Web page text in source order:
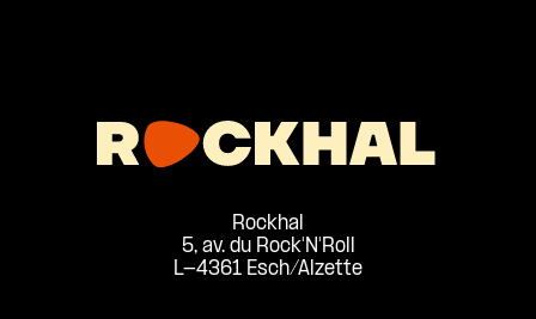
Rockhal
5, av. du Rock'N'Roll
L-4361 Esch/Alzette